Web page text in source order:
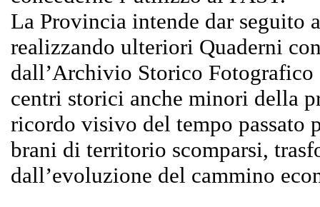
La Provincia intende dar seguito
realizzando ulteriori Quaderni
dall’Archivio Storico
centri storici anche minori della
ricordo visivo del tempo passato
brani di territorio scomparsi,
dall’evoluzione del cammino